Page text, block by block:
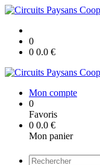
0
0 0.0 €
Mon compte
0
Favoris
0 0.0 €
Mon panier